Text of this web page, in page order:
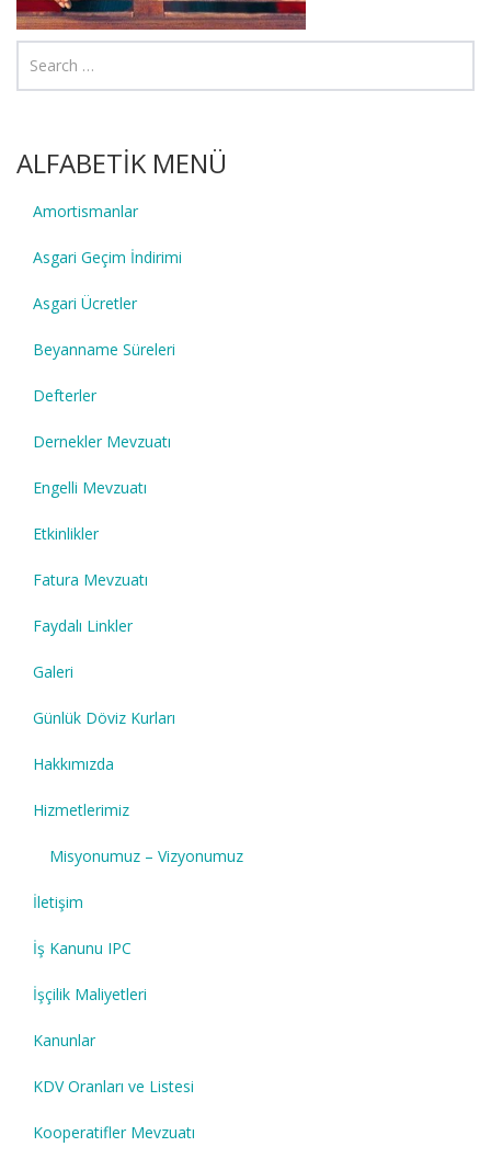
ALFABETİK MENÜ
Amortismanlar
Asgari Geçim İndirimi
Asgari Ücretler
Beyanname Süreleri
Defterler
Dernekler Mevzuatı
Engelli Mevzuatı
Etkinlikler
Fatura Mevzuatı
Faydalı Linkler
Galeri
Günlük Döviz Kurları
Hakkımızda
Hizmetlerimiz
Misyonumuz – Vizyonumuz
İletişim
İş Kanunu IPC
İşçilik Maliyetleri
Kanunlar
KDV Oranları ve Listesi
Kooperatifler Mevzuatı